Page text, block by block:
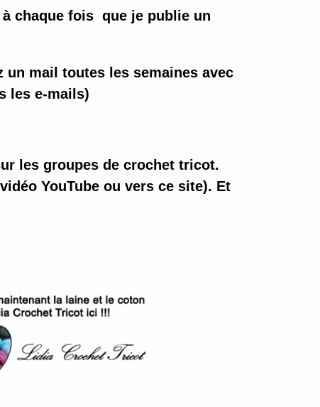
à chaque fois que je publie un
un mail toutes les semaines avec
les e-mails)
les groupes de crochet tricot.
YouTube ou vers ce site). Et